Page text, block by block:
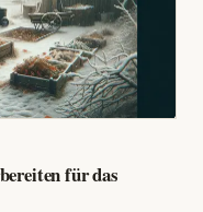
für das